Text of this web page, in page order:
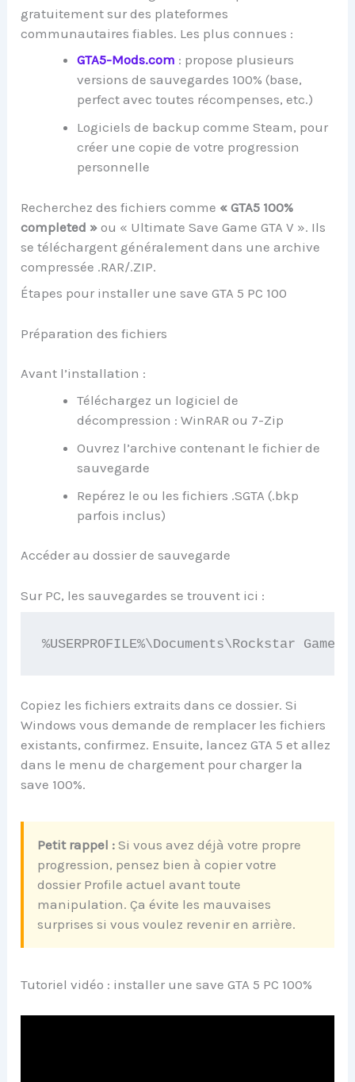
gratuitement sur des plateformes
communautaires fiables. Les plus connues :
GTA5-Mods.com : propose plusieurs
versions de sauvegardes 100% (base,
perfect avec toutes récompenses, etc.)
Logiciels de backup comme Steam, pour
créer une copie de votre progression
personnelle
Recherchez des fichiers comme « GTA5 100%
completed » ou « Ultimate Save Game GTA V ». Ils
se téléchargent généralement dans une archive
compressée .RAR/.ZIP.
Étapes pour installer une save GTA 5 PC 100
Préparation des fichiers
Avant l’installation :
Téléchargez un logiciel de
décompression : WinRAR ou 7-Zip
Ouvrez l’archive contenant le fichier de
sauvegarde
Repérez le ou les fichiers .SGTA (.bkp
parfois inclus)
Accéder au dossier de sauvegarde
Sur PC, les sauvegardes se trouvent ici :
%USERPROFILE%\Documents\Rockstar
Copiez les fichiers extraits dans ce dossier. Si
Windows vous demande de remplacer les fichiers
existants, confirmez. Ensuite, lancez GTA 5 et allez
dans le menu de chargement pour charger la
save 100%.
Petit rappel : Si vous avez déjà votre propre
progression, pensez bien à copier votre
dossier Profile actuel avant toute
manipulation. Ça évite les mauvaises
surprises si vous voulez revenir en arrière.
Tutoriel vidéo : installer une save GTA 5 PC 100%